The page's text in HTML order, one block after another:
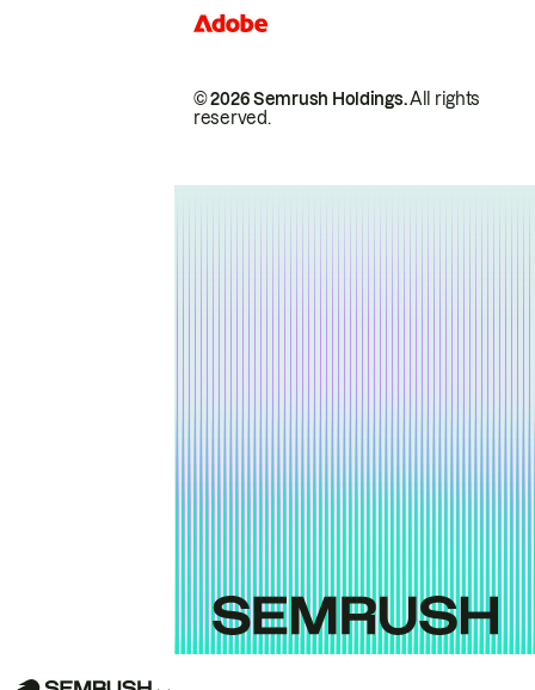
© 2026 Semrush Holdings.All rights
reserved.